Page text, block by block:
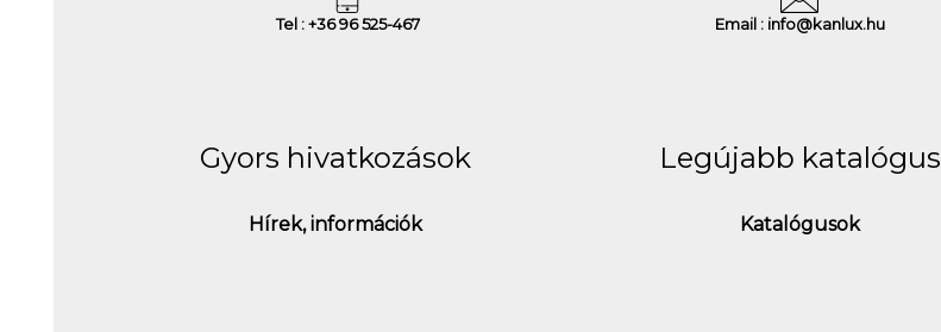
Tel : +36 96 525-467 Email : info@kanlux.hu
Gyors hivatkozások
Hírek, információk
Legújabb katalógus
Katalógusok